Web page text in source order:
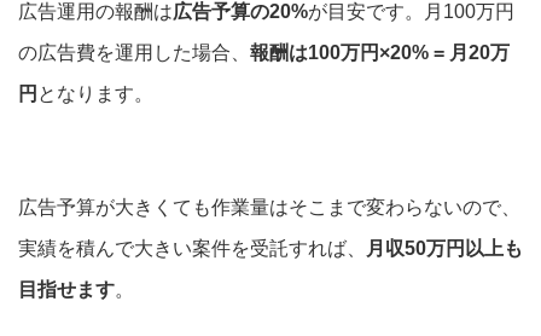
広告運用の報酬は広告予算の20%が目安です。月100万円
の広告費を運用した場合、 報酬は100万円×20% = 月20万
円 となります。
広告予算が大きくても作業量はそこまで変わらないので、
実績を積んで大きい案件を受託すれば、
月収50万円以上も
目指せます。